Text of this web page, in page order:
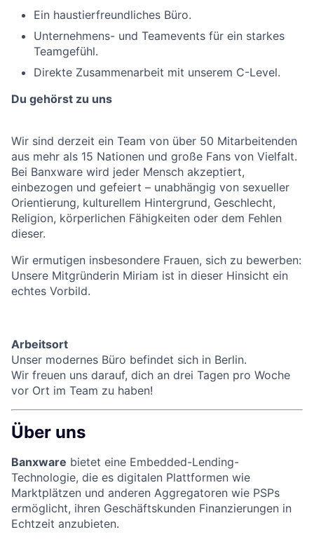
Ein haustierfreundliches Büro.
Unternehmens- und Teamevents für ein starkes
Teamgefühl.
Direkte Zusammenarbeit mit unserem C-Level.
Du gehörst zu uns
Wir sind derzeit ein Team von über 50 Mitarbeitenden
aus mehr als 15 Nationen und große Fans von Vielfalt.
Bei Banxware wird jeder Mensch akzeptiert,
einbezogen und gefeiert – unabhängig von sexueller
Orientierung, kulturellem Hintergrund, Geschlecht,
Religion, körperlichen Fähigkeiten oder dem Fehlen
dieser.
Wir ermutigen insbesondere Frauen, sich zu bewerben:
Unsere Mitgründerin Miriam ist in dieser Hinsicht ein
echtes Vorbild.
Arbeitsort
Unser modernes Büro befindet sich in Berlin.
Wir freuen uns darauf, dich an drei Tagen pro Woche
vor Ort im Team zu haben!
Über uns
Banxware bietet eine Embedded-Lending-
Technologie, die es digitalen Plattformen wie
Marktplätzen und anderen Aggregatoren wie PSPs
ermöglicht, ihren Geschäftskunden Finanzierungen in
Echtzeit anzubieten.